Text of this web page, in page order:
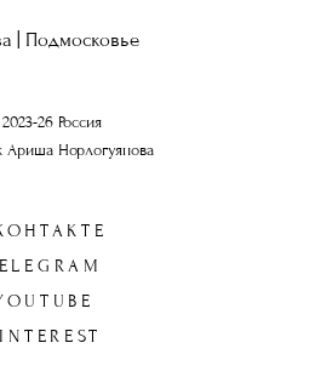
| Подмосковье
26 Россия
Ариша Норлогуянова